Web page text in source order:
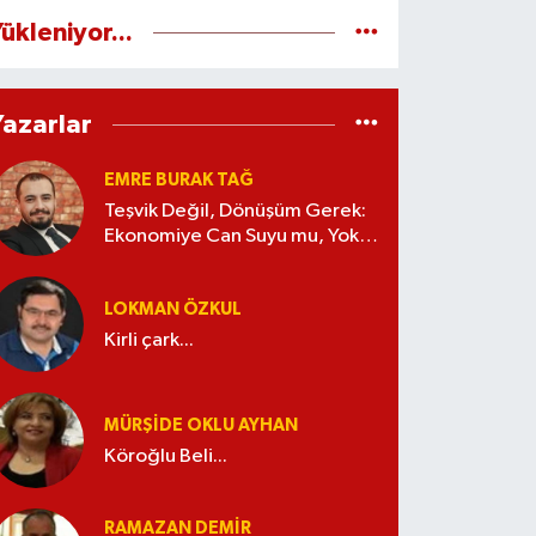
EMRE BURAK TAĞ
Teşvik Değil, Dönüşüm Gerek:
Ekonomiye Can Suyu mu, Yoksa
LOKMAN ÖZKUL
Kirli çark...
MÜRŞIDE OKLU AYHAN
Köroğlu Beli...
RAMAZAN DEMİR